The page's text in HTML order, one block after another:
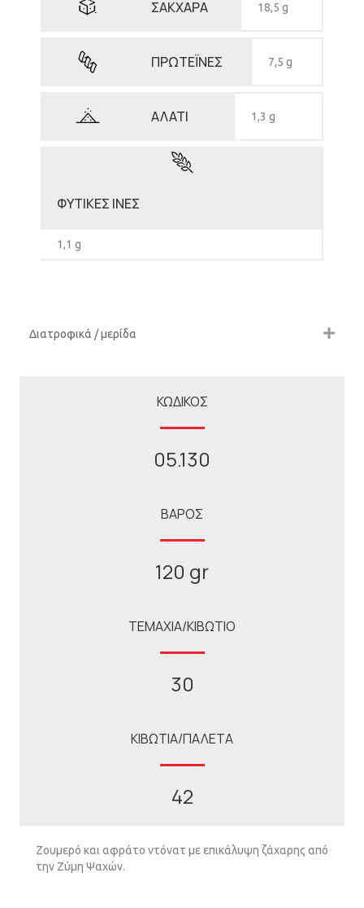
ΣΑΚΧΑΡΑ 18,5 g
ΠΡΩΤΕΪΝΕΣ 7,5 g
ΑΛΑΤΙ 1,3 g
ΦΥΤΙΚΕΣ ΙΝΕΣ
1,1 g
Διατροφικά / μερίδα
ΚΩΔΙΚΟΣ
05.130
ΒΑΡΟΣ
120 gr
ΤΕΜΑΧΙΑ/ΚΙΒΩΤΙΟ
30
ΚΙΒΩΤΙΑ/ΠΑΛΕΤΑ
42
Ζουμερό και αφράτο ντόνατ με επικάλυψη ζάχαρης από
την Ζύμη Ψαχών.